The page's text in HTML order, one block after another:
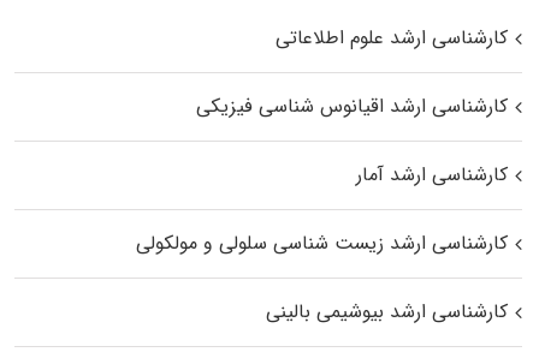
کارشناسی ارشد علوم اطلاعاتی
کارشناسی ارشد اقیانوس‌ شناسی فیزیکی
کارشناسی ارشد آمار
کارشناسی ارشد زیست شناسی سلولی و مولکولی
کارشناسی ارشد بیوشیمی بالینی